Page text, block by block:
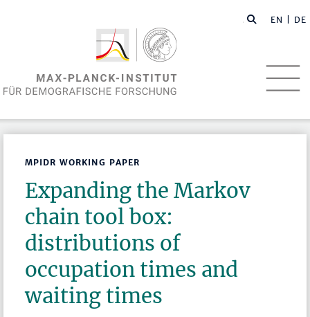
EN | DE
MPIDR WORKING PAPER
Expanding the Markov
chain tool box:
distributions of
occupation times and
waiting times